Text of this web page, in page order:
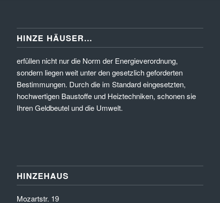
HINZE HÄUSER…
erfüllen nicht nur die Norm der Energieverordnung,
sondern liegen weit unter den gesetzlich geforderten
Bestimmungen. Durch die im Standard eingesetzten,
hochwertigen Baustoffe und Heiztechniken, schonen sie
Ihren Geldbeutel und die Umwelt.
HINZEHAUS
Mozartstr. 19